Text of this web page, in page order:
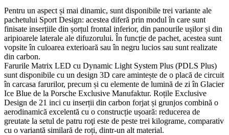
Pentru un aspect și mai dinamic, sunt disponibile trei variante ale
pachetului Sport Design: acestea diferă prin modul în care sunt
finisate inserțiile din șorțul frontal inferior, din panourile ușilor și din
aripioarele laterale ale difuzorului. În funcție de pachet, acestea sunt
vopsite în culoarea exterioară sau în negru lucios sau sunt realizate
din carbon.
Farurile Matrix LED cu Dynamic Light System Plus (PDLS Plus)
sunt disponibile cu un design 3D care amintește de o placă de circuit
în carcasa farurilor, precum și cu elemente de lumină de zi în Glacier
Ice Blue de la Porsche Exclusive Manufaktur. Roțile Exclusive
Design de 21 inci cu inserții din carbon forjat și grunjos combină o
aerodinamică excelentă cu o construcție ușoară: reducerea de
greutate la setul de patru roţi este de peste trei kilograme, comparativ
cu o variantă similară de roți, dintr-un alt material.